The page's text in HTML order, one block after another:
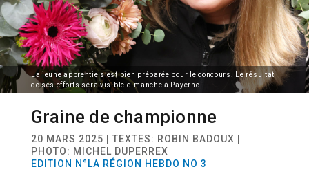
ACTUALITÉ
La jeune apprentie s’est bien préparée pour le concours. Le résultat
de ses efforts sera visible dimanche à Payerne.
Graine de championne
20 MARS 2025 | TEXTES: ROBIN BADOUX |
PHOTO: MICHEL DUPERREX
EDITION N°LA RÉGION HEBDO NO 3